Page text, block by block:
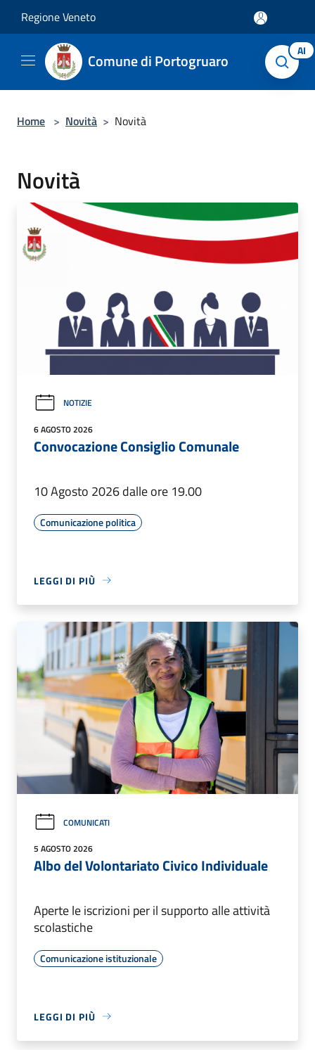
Regione Veneto
Comune di Portogruaro AI
Home > Novità > Novità
Novità
NOTIZIE
6 AGOSTO 2026
Convocazione Consiglio Comunale
10 Agosto 2026 dalle ore 19.00
Comunicazione politica
LEGGI DI PIÙ
COMUNICATI
5 AGOSTO 2026
Albo del Volontariato Civico Individuale
Aperte le iscrizioni per il supporto alle attività
scolastiche
Comunicazione istituzionale
LEGGI DI PIÙ